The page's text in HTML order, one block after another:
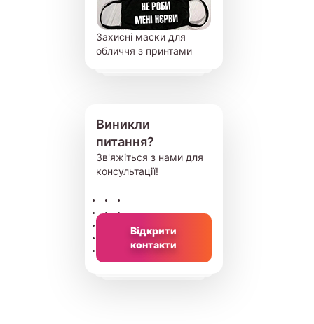
Захисні маски для
обличчя з принтами
Виникли
питання?
Зв'яжіться з нами для
консультації!
Відкрити
контакти